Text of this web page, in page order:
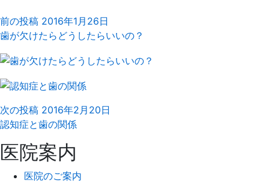
前の投稿 2016年1月26日
歯が欠けたらどうしたらいいの？
次の投稿 2016年2月20日
認知症と歯の関係
医院案内
医院のご案内